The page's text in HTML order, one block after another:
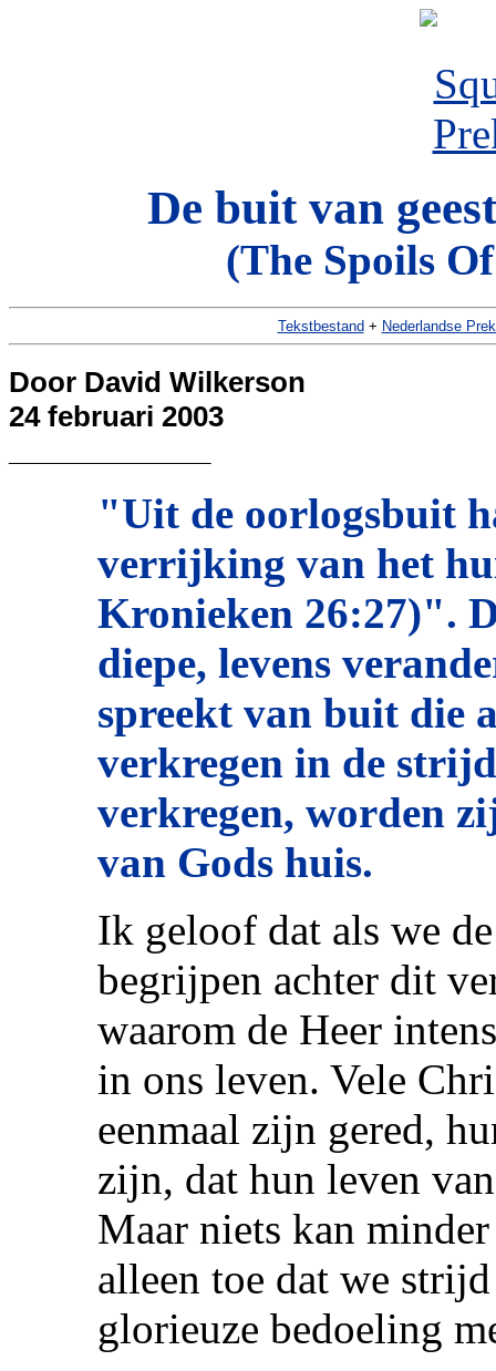
De buit van
(The Spoils
Tekstbestand + Nederlandse
Door David Wilkerson
24 februari 2003
"Uit de oorlogsbuit
verrijking van het
Kronieken 26:27)".
diepe, levens
spreekt van buit die
verkregen in de
verkregen, worden
van Gods huis.
Ik geloof dat als we
begrijpen achter dit
waarom de Heer
in ons leven. Vele
eenmaal zijn gered,
zijn, dat hun leven
Maar niets kan
alleen toe dat we
glorieuze bedoeling